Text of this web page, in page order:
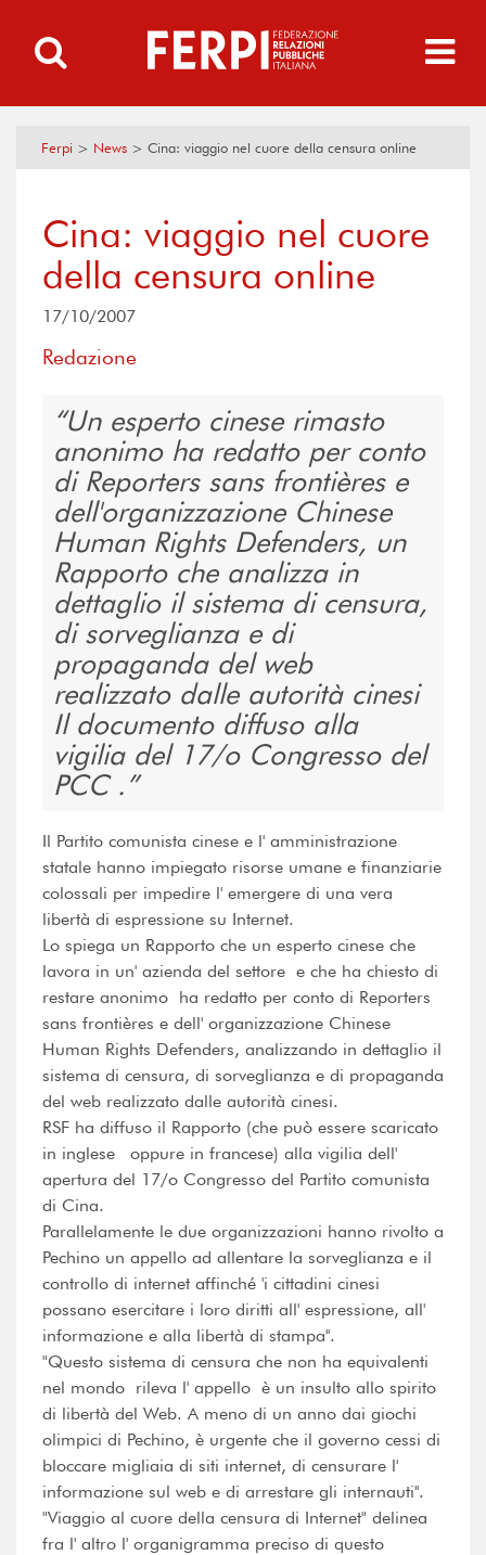
Ferpi > News > Cina: viaggio nel cuore della censura online
Cina: viaggio nel cuore
della censura online
17/10/2007
Redazione
Un esperto cinese rimasto
anonimo ha redatto per conto
di Reporters sans frontières e
dell'organizzazione Chinese
Human Rights Defenders, un
Rapporto che analizza in
dettaglio il sistema di censura,
di sorveglianza e di
propaganda del web
realizzato dalle autorità cinesi 
Il documento diffuso alla
vigilia del 17/o Congresso del
PCC .
Il Partito comunista cinese e l' amministrazione
statale hanno impiegato risorse umane e finanziarie
colossali per impedire l' emergere di una vera
libertà di espressione su Internet.
Lo spiega un Rapporto che un esperto cinese che
lavora in un' azienda del settore  e che ha chiesto di
restare anonimo  ha redatto per conto di Reporters
sans frontières e dell' organizzazione Chinese
Human Rights Defenders, analizzando in dettaglio il
sistema di censura, di sorveglianza e di propaganda
del web realizzato dalle autorità cinesi.
RSF ha diffuso il Rapporto (che può essere scaricato
in inglese oppure in francese) alla vigilia dell'
apertura del 17/o Congresso del Partito comunista
di Cina.
Parallelamente le due organizzazioni hanno rivolto a
Pechino un appello ad allentare la sorveglianza e il
controllo di internet affinché 'i cittadini cinesi
possano esercitare i loro diritti all' espressione, all'
informazione e alla libertà di stampa''.
"Questo sistema di censura che non ha equivalenti
nel mondo  rileva l' appello  è un insulto allo spirito
di libertà del Web. A meno di un anno dai giochi
olimpici di Pechino, è urgente che il governo cessi di
bloccare migliaia di siti internet, di censurare l'
informazione sul web e di arrestare gli internauti''.
"Viaggio al cuore della censura di Internet" delinea
fra l' altro l' organigramma preciso di questo